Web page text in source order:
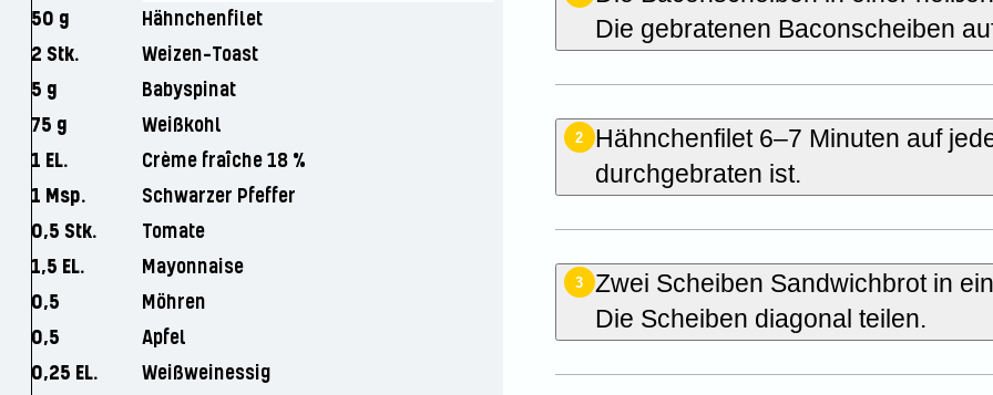
50 g
Hähnchenfilet
2 Stk.
Weizen-Toast
5 g
Babyspinat
75 g
Weißkohl
1 EL.
Crème fraîche 18 %
1 Msp.
Schwarzer Pfeffer
0,5 Stk.
Tomate
1,5 EL.
Mayonnaise
0,5
Möhren
0,5
Apfel
0,25 EL.
Weißweinessig
Die gebratenen Baconscheiben
2
Hähnchenfilet 6–7 Minuten auf
durchgebraten ist.
3
Zwei Scheiben Sandwichbrot in
Die Scheiben diagonal teilen.